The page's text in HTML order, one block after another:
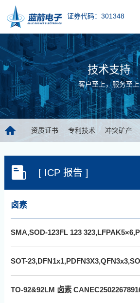
证券代码：301348
技术支持
客户至上，服务至上
资质证书 专利技术 冲突矿产
[ ICP 报告 ]
卤素